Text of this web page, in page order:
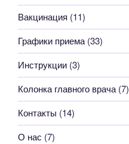
Вакцинация (11)
Графики приема(33)
Инструкции (3)
Колонка главного врача(7)
Контакты (14)
О нас (7)